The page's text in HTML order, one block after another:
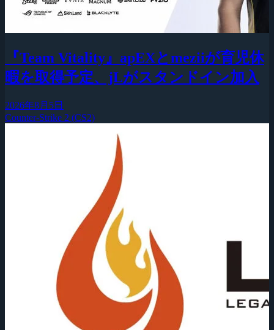
『Team Vitality』apEXとmeziiが育児休
暇を取得予定、jLがスタンドイン加入
2026年8月5日
Counter-Strike 2 (CS2)